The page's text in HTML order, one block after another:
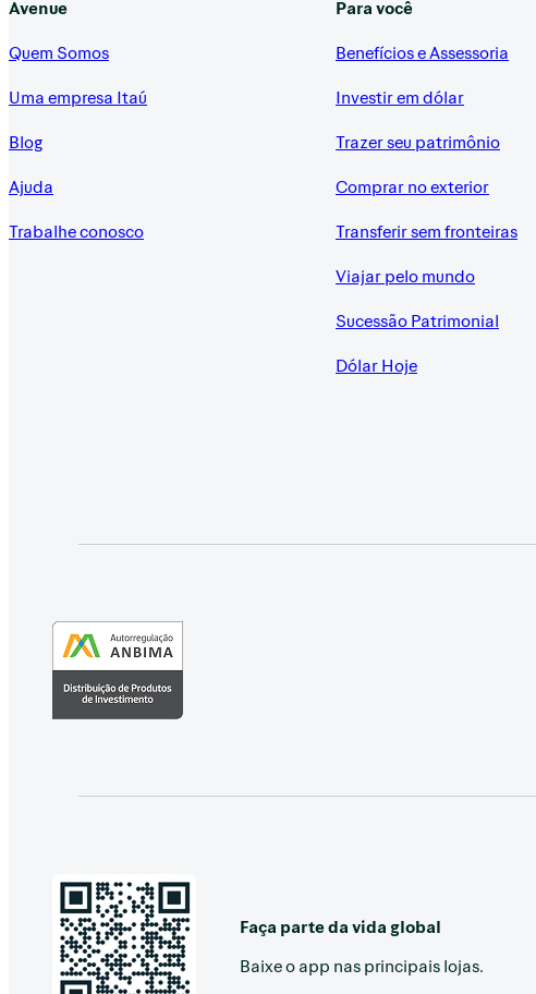
Avenue
Quem Somos
Uma empresa Itaú
Blog
Ajuda
Trabalhe conosco
Para você
Benefícios e Assessoria
Investir em dólar
Trazer seu patrimônio
Comprar no exterior
Transferir sem fronteiras
Viajar pelo mundo
Sucessão Patrimonial
Dólar Hoje
Faça parte da vida global
Baixe o app nas principais lojas.